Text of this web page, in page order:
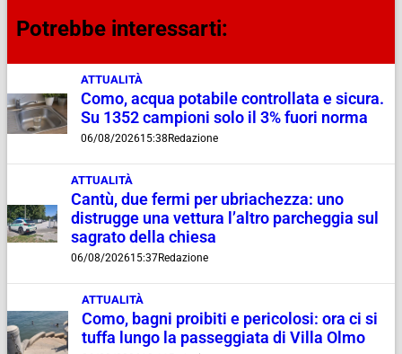
Potrebbe interessarti:
ATTUALITÀ
Como, acqua potabile controllata e sicura.
Su 1352 campioni solo il 3% fuori norma
06/08/202615:38 Redazione
ATTUALITÀ
Cantù, due fermi per ubriachezza: uno
distrugge una vettura l’altro parcheggia sul
sagrato della chiesa
06/08/202615:37Redazione
ATTUALITÀ
Como, bagni proibiti e pericolosi: ora ci si
tuffa lungo la passeggiata di Villa Olmo